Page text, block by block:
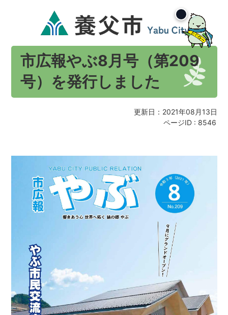
市広報やぶ8月号（第209
号）を発行しました
更新日：2021年08月13日
ページID : 8546